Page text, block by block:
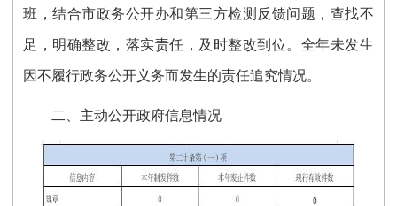
班，结合市政务公开办和第三方检测反馈问题，查找不
足，明确整改，落实责任，及时整改到位。全年未发生
因不履行政务公开义务而发生的责任追究情况。
二、 主动公开政府信息情况